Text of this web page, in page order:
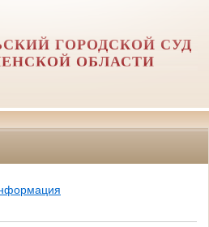
ГОРОДСКОЙ СУД
ОБЛАСТИ